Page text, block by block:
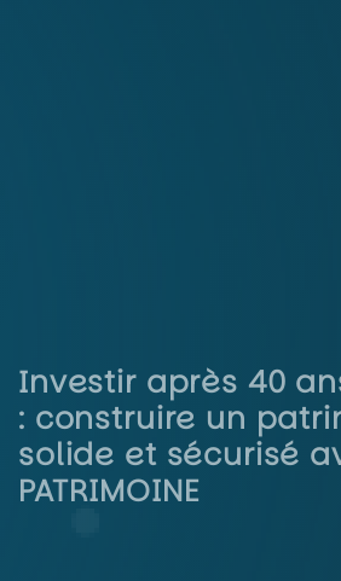
Investir après 40
: construire un
solide et sécurisé
PATRIMOINE